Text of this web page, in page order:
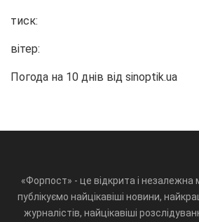
тиск:
вітер:
Погода на 10 днів від sinoptik.ua
«Форпост» - це відкрита і
публікуємо найцікавіші новини,
журналістів, найцікавіші